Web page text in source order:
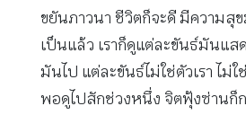
ขยันภาวนา ชีวิตก็จะดี มีความสุ
เป็นแล้ว เราก็ดูแต่ละขันธ์มันแส
มันไป แต่ละขันธ์ไม่ใช่ตัวเรา ไม่ใ
พอดูไปสักช่วงหนึ่ง จิตฟุ้งซ่านก็